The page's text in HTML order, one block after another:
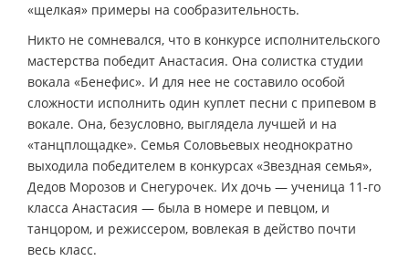
«щелкая» примеры на сообразительность.
Никто не сомневался, что в конкурсе исполнительского
мастерства победит Анастасия. Она солистка студии
вокала «Бенефис». И для нее не составило особой
сложности исполнить один куплет песни с припевом в
вокале. Она, безусловно, выглядела лучшей и на
«танцплощадке». Семья Соловьевых неоднократно
выходила победителем в конкурсах «Звездная семья»,
Дедов Морозов и Снегурочек. Их дочь — ученица 11-го
класса Анастасия — была в номере и певцом, и
танцором, и режиссером, вовлекая в действо почти
весь класс.